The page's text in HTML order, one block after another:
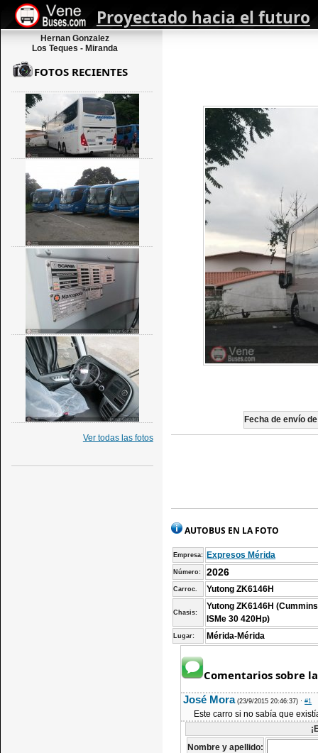
Proyectado hacia el futuro
Hernan Gonzalez
Los Teques - Miranda
Fecha de envío
AUTOBUS EN LA FOTO
Empresa: Expresos Mérida
Número: 2026
Carroc. Yutong ZK6146H
Chasis:
Yutong ZK6146H (Cummins
ISMe 30 420Hp)
Lugar: Mérida-Mérida
Comentarios sobre
José Mora (23/9/2015 20:46:37) ·#1
Este carro si no sabía que
Nombre y apellido:
FOTOS RECIENTES
Ver todas las fotos